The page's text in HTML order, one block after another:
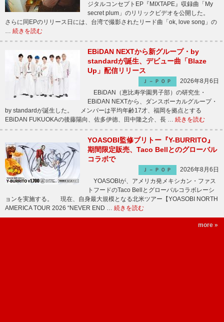
ジタルコンセプトEP『MIXTAPE』収録曲「My
secret plum」のリリックビデオを公開した。
さらに同EPのリリース日には、台湾で撮影されたリード曲「ok, love song」の
… 続きを読む
EBiDAN NEXTから新グループ・by
standardが誕生、デビュー曲「Blaze
Up」配信リリース
Ｊ－ＰＯＰ
2026年8月6日
EBiDAN（恵比寿学園男子部）の研究生・
EBiDAN NEXTから、ダンスボーカルグループ・
by standardが誕生した。 メンバーは平均年齢17才、福岡を拠点とする
EBiDAN FUKUOKAの後藤陽向、佐多伊徳、田中隆之介、長 … 続きを読む
YOASOBI監修ブリトー『Y-BURRITO』
期間限定販売、Taco Bellとのグローバル
コラボで
Ｊ－ＰＯＰ
2026年8月6日
YOASOBIが、アメリカ発メキシカン・ファス
トフードのTaco Bellとグローバルコラボレーシ
ョンを実施する。 現在、自身最大規模となる北米ツアー【YOASOBI NORTH
AMERICA TOUR 2026 “NEVER END … 続きを読む
more »